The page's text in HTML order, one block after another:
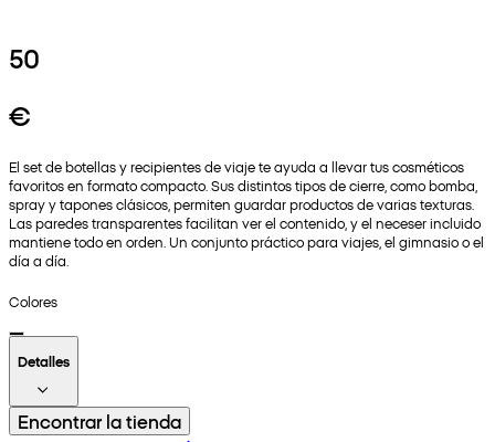
50
€
El set de botellas y recipientes de viaje te ayuda a llevar tus cosméticos
favoritos en formato compacto. Sus distintos tipos de cierre, como bomba,
spray y tapones clásicos, permiten guardar productos de varias texturas.
Las paredes transparentes facilitan ver el contenido, y el neceser incluido
mantiene todo en orden. Un conjunto práctico para viajes, el gimnasio o el
día a día.
Colores
Detalles
Encontrar la tienda